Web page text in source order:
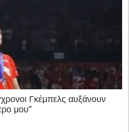
Γκέμπελς αυξάνουν
μου”